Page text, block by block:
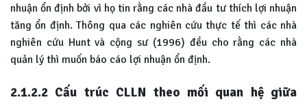
nhuận ổn định bởi vì họ tin rằng các nhà đầu tư thích lợi nhuận
tăng ổn định. Thông qua các nghiên cứu thực tế thì các nhà
nghiên cứu Hunt và cộng sư (1996) đều cho rằng các nhà
quản lý thì muốn báo cáo lợi nhuận ổn định.
2.1.2.2 Cấu trúc CLLN theo mối quan hệ giữa